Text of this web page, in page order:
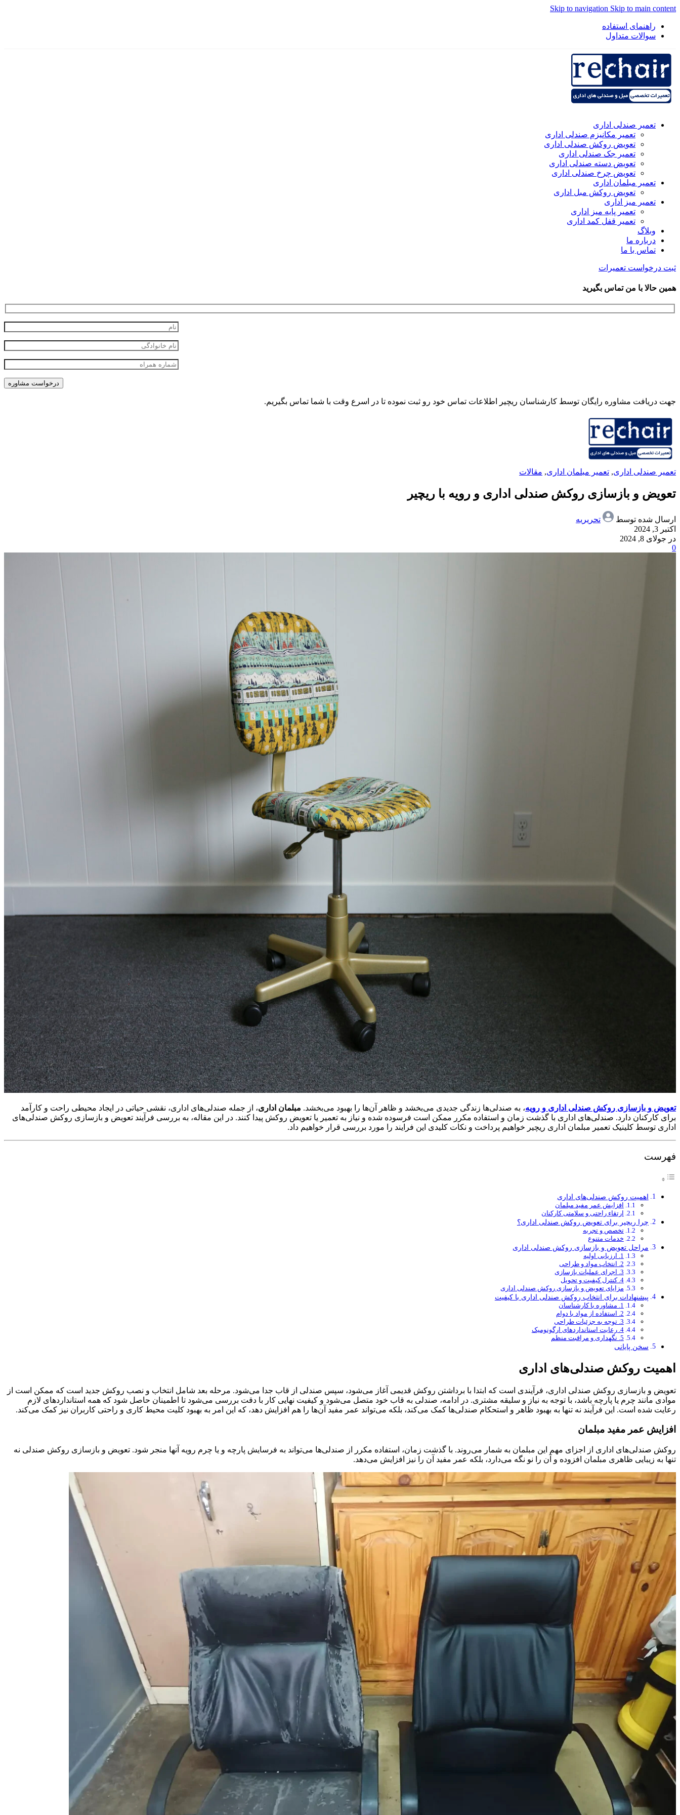
Skip to navigation Skip to main content
راهنمای استفاده
سوالات متداول
تعمیر صندلی اداری
تعمیر مکانیزم صندلی اداری
تعویض روکش صندلی اداری
تعمیر جک صندلی اداری
تعویض دسته صندلی اداری
تعویض چرخ صندلی اداری
تعمیر مبلمان اداری
تعویض روکش مبل اداری
تعمیر میز اداری
تعمیر پایه میز اداری
تعمیر قفل کمد اداری
وبلاگ
درباره ما
تماس با ما
ثبت درخواست تعمیرات
همین حالا با من تماس بگیرید
جهت دریافت مشاوره رایگان توسط کارشناسان ریچیر اطلاعات تماس خود رو ثبت نموده تا در اسرع وقت با شما تماس بگیریم.
تعمیر صندلی اداری, تعمیر مبلمان اداری, مقالات
تعویض و بازسازی روکش صندلی اداری و رویه با ریچیر
ارسال شده توسط
تحریریه
اکتبر 3, 2024
در جولای 8, 2024
0
تعویض و بازسازی روکش صندلی اداری و رویه، به صندلی‌ها زندگی جدیدی می‌بخشد و ظاهر آن‌ها را بهبود می‌بخشد. مبلمان اداری، از جمله صندلی‌های اداری، نقشی حیاتی در ایجاد محیطی راحت و کارآمد
برای کارکنان دارد. صندلی‌های اداری با گذشت زمان و استفاده مکرر ممکن است فرسوده شده و نیاز به تعمیر یا تعویض روکش پیدا کنند. در این مقاله، به بررسی فرآیند تعویض و بازسازی روکش صندلی‌های
اداری توسط کلینیک تعمیر مبلمان اداری ریچیر خواهیم پرداخت و نکات کلیدی این فرایند را مورد بررسی قرار خواهیم داد.
فهرست
اهمیت روکش صندلی‌های اداری
افزایش عمر مفید مبلمان
ارتقاء راحتی و سلامتی کارکنان
چرا ریچیر برای تعویض روکش صندلی اداری؟
تخصص و تجربه
خدمات متنوع
مراحل تعویض و بازسازی روکش صندلی اداری
1. ارزیابی اولیه
2. انتخاب مواد و طراحی
3. اجرای عملیات بازسازی
4. کنترل کیفیت و تحویل
مزایای تعویض و بازسازی روکش صندلی اداری
پیشنهادات برای انتخاب روکش صندلی اداری با کیفیت
1. مشاوره با کارشناسان
2. استفاده از مواد با دوام
3. توجه به جزئیات طراحی
4. رعایت استانداردهای ارگونومیک
5. نگهداری و مراقبت منظم
سخن پایانی
اهمیت روکش صندلی‌های اداری
تعویض و بازسازی روکش صندلی اداری، فرآیندی است که ابتدا با برداشتن روکش قدیمی آغاز می‌شود، سپس صندلی از قاب جدا می‌شود. مرحله بعد شامل انتخاب و نصب روکش جدید است که ممکن است از
موادی مانند چرم یا پارچه باشد، با توجه به نیاز و سلیقه مشتری. در ادامه، صندلی به قاب خود متصل می‌شود و کیفیت نهایی کار با دقت بررسی می‌شود تا اطمینان حاصل شود که همه استانداردهای لازم
رعایت شده است. این فرآیند نه تنها به بهبود ظاهر و استحکام صندلی‌ها کمک می‌کند، بلکه می‌تواند عمر مفید آن‌ها را هم افزایش دهد، که این امر به بهبود کلیت محیط کاری و راحتی کاربران نیز کمک می‌کند.
افزایش عمر مفید مبلمان
روکش صندلی‌های اداری از اجزای مهم این مبلمان به شمار می‌روند. با گذشت زمان، استفاده مکرر از صندلی‌ها می‌تواند به فرسایش پارچه و یا چرم رویه آنها منجر شود. تعویض و بازسازی روکش صندلی نه
تنها به زیبایی ظاهری مبلمان افزوده و آن را نو نگه می‌دارد، بلکه عمر مفید آن را نیز افزایش می‌دهد.